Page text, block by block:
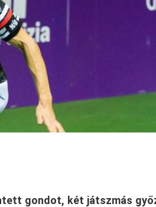
gondot, két játszmás